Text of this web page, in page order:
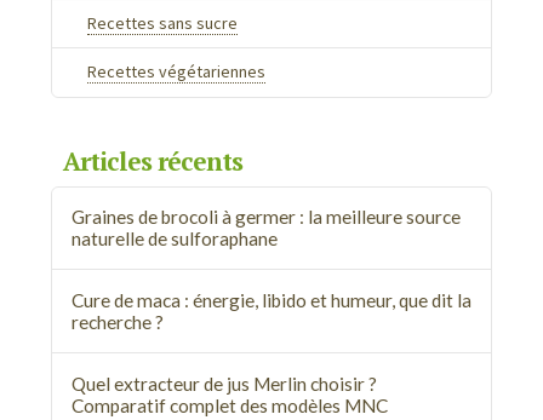
Recettes sans sucre
Recettes végétariennes
Articles récents
Graines de brocoli à germer : la meilleure source
naturelle de sulforaphane
Cure de maca : énergie, libido et humeur, que dit la
recherche ?
Quel extracteur de jus Merlin choisir ?
Comparatif complet des modèles MNC